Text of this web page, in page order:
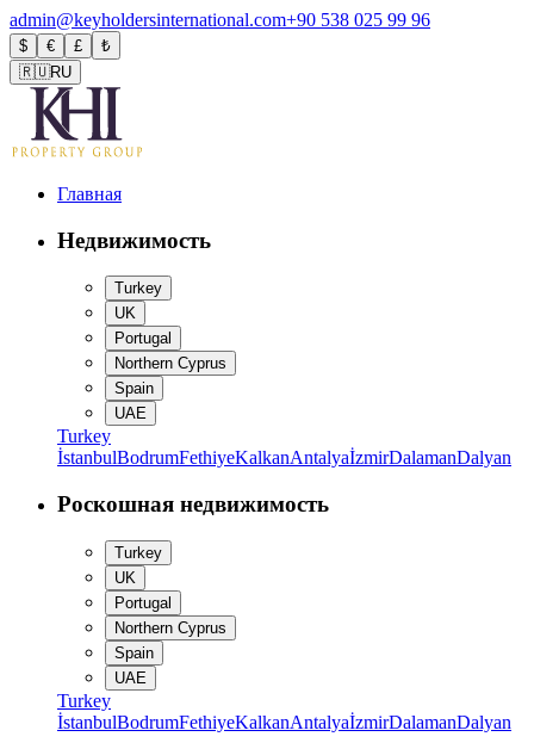
admin@keyholdersinternational.com+90 538 025 99 96
$ € £
₺
🇷🇺RU
Главная
Недвижимость
Turkey
UK
Portugal
Northern Cyprus
Spain
UAE
Turkey
İstanbulBodrumFethiyeKalkanAntalyaİzmirDalamanDalyan
Роскошная недвижимость
Turkey
UK
Portugal
Northern Cyprus
Spain
UAE
Turkey
İstanbulBodrumFethiyeKalkanAntalyaİzmirDalamanDalyan